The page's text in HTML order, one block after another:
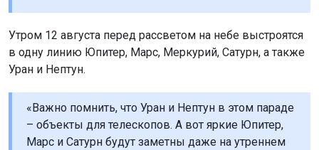
Утром 12 августа перед рассветом на небе выстроятся
в одну линию Юпитер, Марс, Меркурий, Сатурн, а также
Уран и Нептун.
«Важно помнить, что Уран и Нептун в этом параде
– объекты для телескопов. А вот яркие Юпитер,
Марс и Сатурн будут заметны даже на утреннем